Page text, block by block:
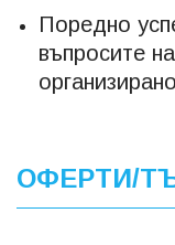
Поредно
въпросите
ОФЕРТИ/